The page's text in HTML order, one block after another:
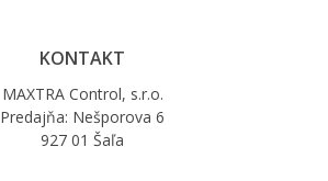
KONTAKT
MAXTRA Control, s.r.o.
Predajňa: Nešporova 6
927 01 Šaľa